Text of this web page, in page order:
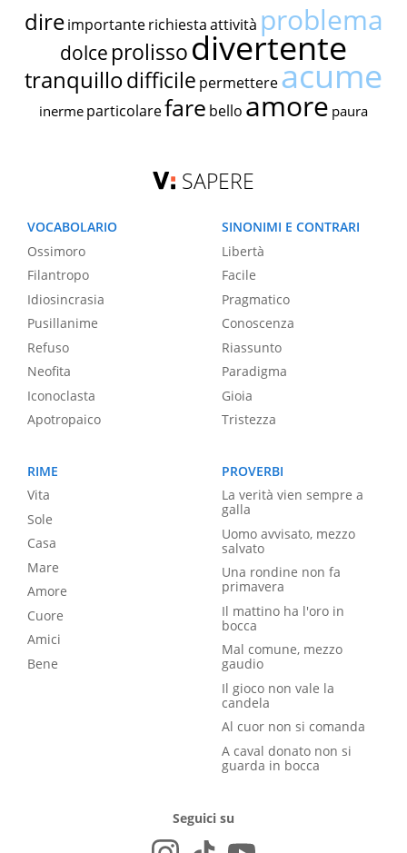
dire importante richiestaattività problema
dolce prolissodivertente
tranquillodifficile permettereacume
inerme particolarefare bello amore paura
SAPERE
VOCABOLARIO
Ossimoro
Filantropo
Idiosincrasia
Pusillanime
Refuso
Neofita
Iconoclasta
Apotropaico
SINONIMI E CONTRARI
Libertà
Facile
Pragmatico
Conoscenza
Riassunto
Paradigma
Gioia
Tristezza
RIME
Vita
Sole
Casa
Mare
Amore
Cuore
Amici
Bene
PROVERBI
La verità vien sempre a
galla
Uomo avvisato, mezzo
salvato
Una rondine non fa
primavera
Il mattino ha l'oro in
bocca
Mal comune, mezzo
gaudio
Il gioco non vale la
candela
Al cuor non si comanda
A caval donato non si
guarda in bocca
Seguici su